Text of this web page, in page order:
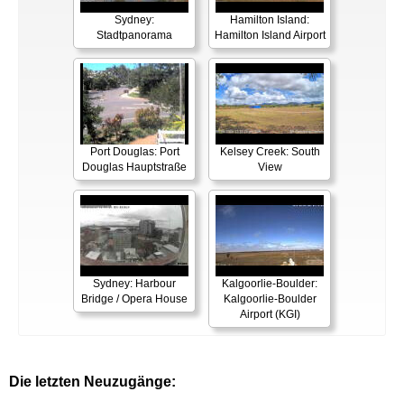
Sydney:
Stadtpanorama
Hamilton Island:
Hamilton Island Airport
Port Douglas: Port
Douglas Hauptstraße
Kelsey Creek: South
View
Sydney: Harbour
Bridge / Opera House
Kalgoorlie-Boulder:
Kalgoorlie-Boulder
Airport (KGI)
Die letzten Neuzugänge: